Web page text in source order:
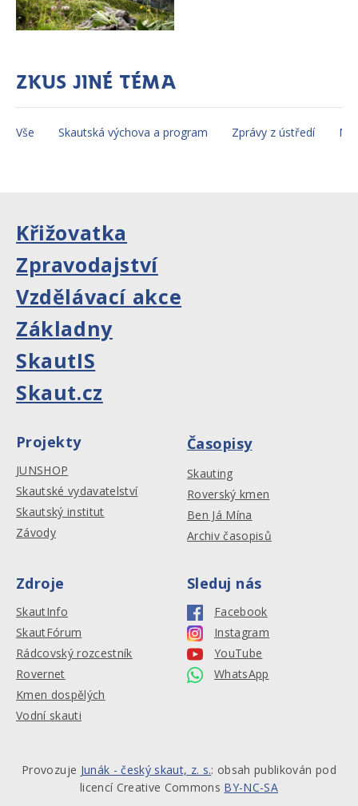
Zkus jiné téma
Vše Skautská výchova a program Zprávy z ústředí
Křižovatka
Zpravodajství
Vzdělávací akce
Základny
SkautIS
Skaut.cz
Projekty
JUNSHOP
Skautské vydavatelství
Skautský institut
Závody
Časopisy
Skauting
Roverský kmen
Ben Já Mína
Archiv časopisů
Zdroje
SkautInfo
SkautFórum
Rádcovský rozcestník
Rovernet
Kmen dospělých
Vodní skauti
Sleduj nás
Facebook
Instagram
YouTube
WhatsApp
Provozuje Junák - český skaut, z. s.: obsah publikován pod
licencí Creative Commons BY-NC-SA